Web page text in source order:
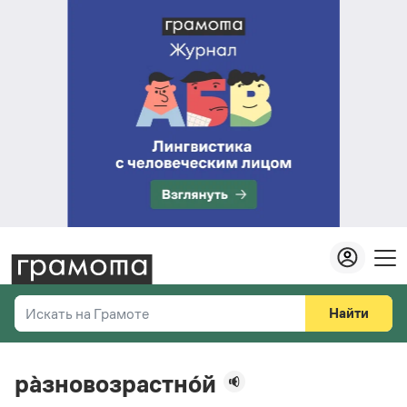
Искать на Грамоте
Справочная служба
Найти
ра̀зновозрастно́й